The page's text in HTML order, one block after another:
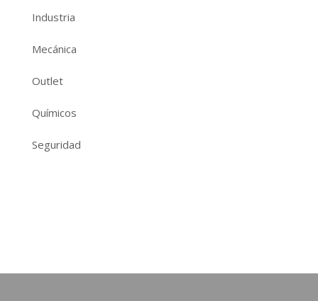
Industria
Mecánica
Outlet
Químicos
Seguridad